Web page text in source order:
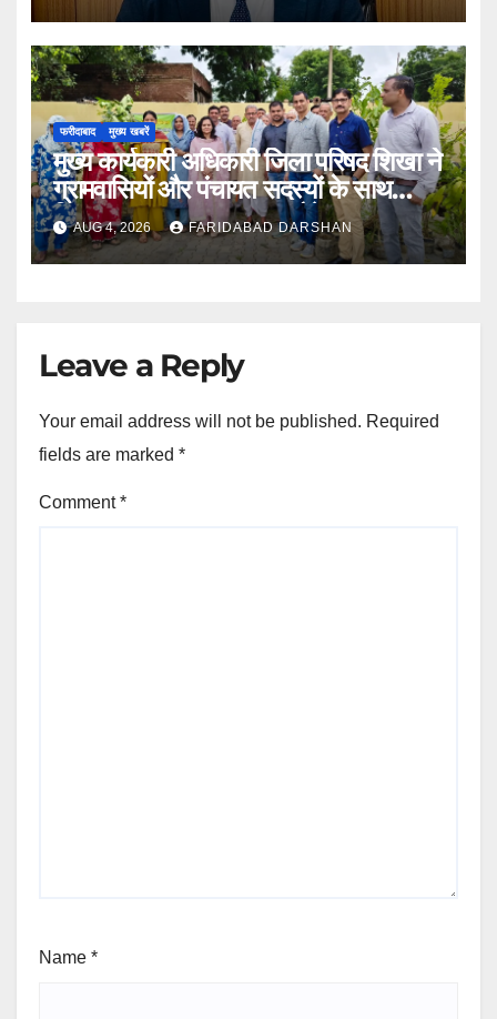
फरीदाबाद मुख्य खबरें
मुख्य कार्यकारी अधिकारी जिला परिषद शिखा ने
ग्रामवासियों और पंचायत सदस्यों के साथ
मिलकर लगाए 100 फलदार पौधे
AUG 4, 2026 FARIDABAD DARSHAN
Leave a Reply
Your email address will not be published. Required
fields are marked *
Comment*
Name *